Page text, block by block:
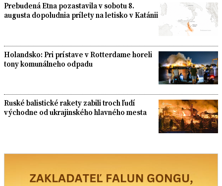
Prebudená Etna pozastavila v sobotu 8.
augusta dopoludnia prílety na letisko v Katánii
Holandsko: Pri prístave v Rotterdame horeli
tony komunálneho odpadu
Ruské balistické rakety zabili troch ľudí
východne od ukrajinského hlavného mesta